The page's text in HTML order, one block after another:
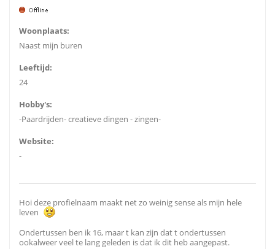
Woonplaats:
Naast mijn buren
Leeftijd:
24
Hobby's:
-Paardrijden- creatieve dingen - zingen-
Website:
-
Hoi deze profielnaam maakt net zo weinig sense als mijn hele
leven
Ondertussen ben ik 16, maar t kan zijn dat t ondertussen
ookalweer veel te lang geleden is dat ik dit heb aangepast.